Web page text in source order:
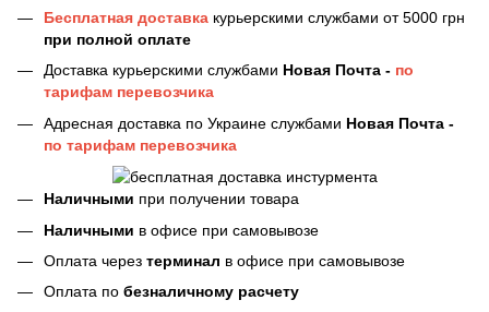
Бесплатная доставка курьерскими службами от 5000 грн
при полной оплате
Доставка курьерскими службами Новая Почта - по
тарифам перевозчика
Адресная доставка по Украине службами Новая Почта -
по тарифам перевозчика
Наличными при получении товара
Наличными в офисе при самовывозе
Оплата через терминал в офисе при самовывозе
Оплата по безналичному расчету